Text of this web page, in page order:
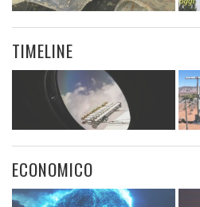
TIMELINE
ECONOMICO